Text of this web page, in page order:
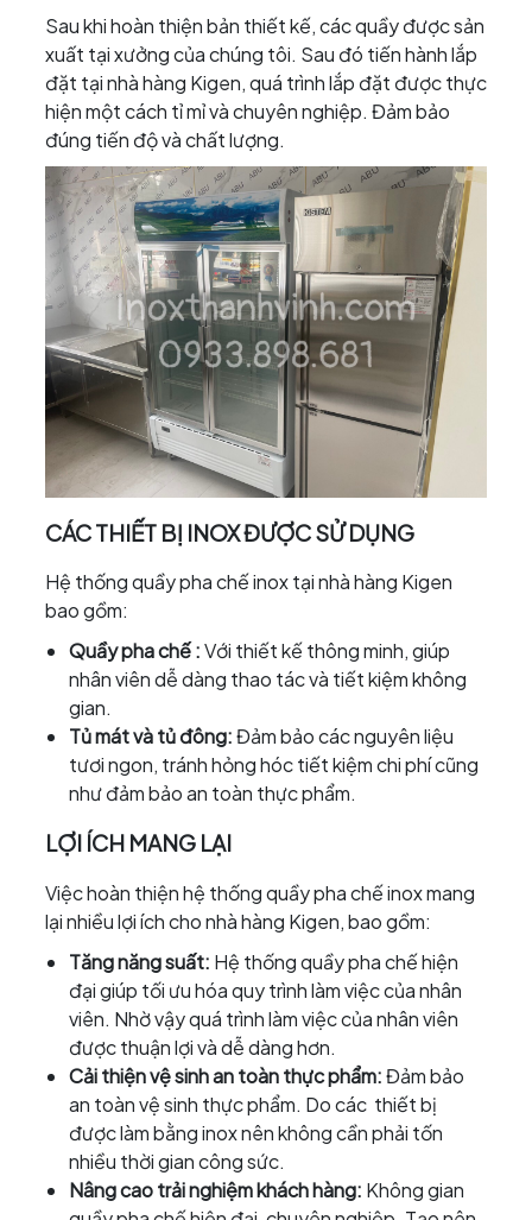
Sau khi hoàn thiện bản thiết kế, các quầy được sản
xuất tại xưởng của chúng tôi. Sau đó tiến hành lắp
đặt tại nhà hàng Kigen, quá trình lắp đặt được thực
hiện một cách tỉ mỉ và chuyên nghiệp. Đảm bảo
đúng tiến độ và chất lượng.
CÁC THIẾT BỊ INOX ĐƯỢC SỬ DỤNG
Hệ thống quầy pha chế inox tại nhà hàng Kigen
bao gồm:
Quầy pha chế :Với thiết kế thông minh, giúp
nhân viên dễ dàng thao tác và tiết kiệm không
gian.
Tủ mát và tủ đông:Đảm bảo các nguyên liệu
tươi ngon, tránh hỏng hóc tiết kiệm chi phí cũng
như đảm bảo an toàn thực phẩm.
LỢI ÍCH MANG LẠI
Việc hoàn thiện hệ thống quầy pha chế inox mang
lại nhiều lợi ích cho nhà hàng Kigen, bao gồm:
Tăng năng suất: Hệ thống quầy pha chế hiện
đại giúp tối ưu hóa quy trình làm việc của nhân
viên. Nhờ vậy quá trình làm việc của nhân viên
được thuận lợi và dễ dàng hơn.
Cải thiện vệ sinh an toàn thực phẩm:Đảm bảo
an toàn vệ sinh thực phẩm. Do các thiết bị
được làm bằng inox nên không cần phải tốn
nhiều thời gian công sức.
Nâng cao trải nghiệm khách hàng: Không gian